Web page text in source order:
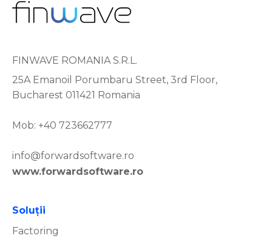
FINWAVE ROMANIA S.R.L.
25A Emanoil Porumbaru Street, 3rd Floor,
Bucharest 011421 Romania
Mob: +40 723662777
info@forwardsoftware.ro
www.forwardsoftware.ro
Soluţii
Factoring